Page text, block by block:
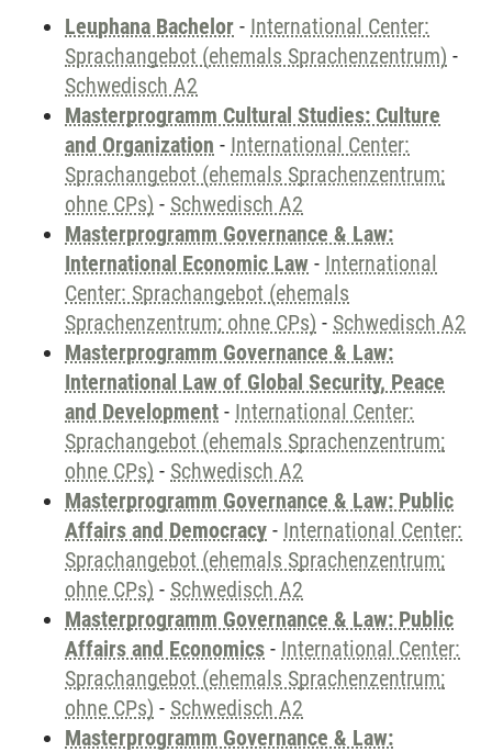
Leuphana Bachelor - International Center:
Sprachangebot (ehemals Sprachenzentrum) -
Schwedisch A2
Masterprogramm Cultural Studies: Culture
and Organization - International Center:
Sprachangebot (ehemals Sprachenzentrum;
ohne CPs) - Schwedisch A2
Masterprogramm Governance & Law:
International Economic Law - International
Center: Sprachangebot (ehemals
Sprachenzentrum; ohne CPs) - Schwedisch A2
Masterprogramm Governance & Law:
International Law of Global Security, Peace
and Development - International Center:
Sprachangebot (ehemals Sprachenzentrum;
ohne CPs) - Schwedisch A2
Masterprogramm Governance & Law: Public
Affairs and Democracy - International Center:
Sprachangebot (ehemals Sprachenzentrum;
ohne CPs) - Schwedisch A2
Masterprogramm Governance & Law: Public
Affairs and Economics - International Center:
Sprachangebot (ehemals Sprachenzentrum;
ohne CPs) - Schwedisch A2
Masterprogramm Governance & Law: